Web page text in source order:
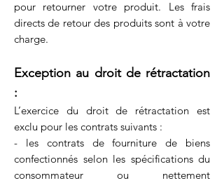
pour retourner votre produit. Les frais
directs de retour des produits sont à votre
charge.
Exception au droit de rétractation
:
L’exercice du droit de rétractation est
exclu pour les contrats suivants :
- les contrats de fourniture de biens
confectionnés selon les spécifications du
consommateur ou nettement